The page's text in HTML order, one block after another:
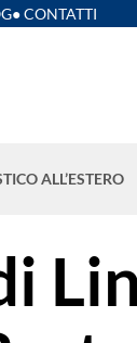
● CONTATTI
ALL’ESTERO